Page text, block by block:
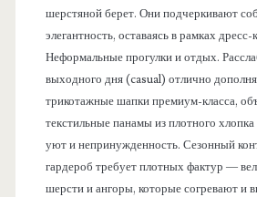
шерстяной берет. Они подчеркивают
элегантность, оставаясь в рамках дресс-
Неформальные прогулки и отдых.
выходного дня (casual) отлично
трикотажные шапки премиум-класса,
текстильные панамы из плотного
уют и непринужденность. Сезонный
гардероб требует плотных фактур —
шерсти и ангоры, которые согревают и